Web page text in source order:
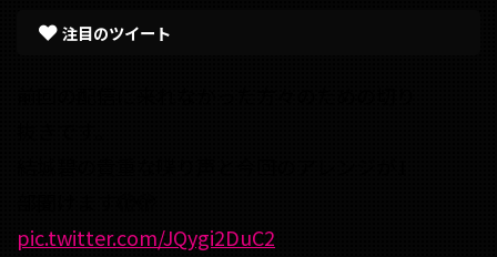
注目のツイート
pic.twitter.com/JQygi2DuC2